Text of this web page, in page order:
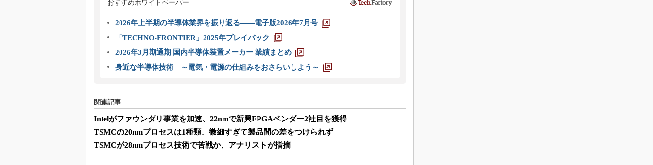
おすすめホワイトペーパー
2026年上半期の半導体業界を振り返る――電子版2026年7月号
「TECHNO-FRONTIER」2025年プレイバック
2026年3月期通期 国内半導体装置メーカー 業績まとめ
身近な半導体技術 ～電気・電源の仕組みをおさらいしよう～
関連記事
Intelがファウンダリ事業を加速、22nmで新興FPGAベンダー2社目を獲得
TSMCの20nmプロセスは1種類、微細すぎて製品間の差をつけられず
TSMCが28nmプロセス技術で苦戦か、アナリストが指摘